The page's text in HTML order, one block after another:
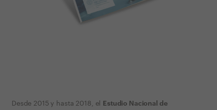
Desde 2015 y hasta 2018, el
Estudio Nacional de